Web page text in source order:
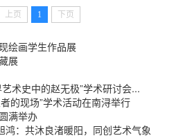
上页 1 下页
绘画学生作品展
展
术史中的赵无极”学术研讨会...
现场”学术活动在南浔举行
满举办
鸿：共沐良渚暖阳，同创艺术气象